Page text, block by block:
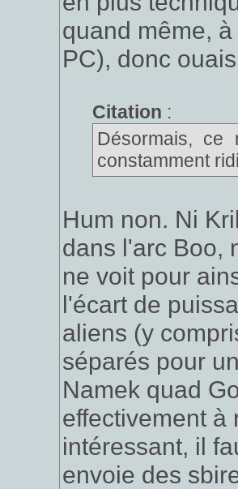
quand même,
PC), donc
Citation :
Désormais,
constamment
Hum non. Ni
dans l'arc Boo,
ne voit pour
l'écart de
aliens (y
séparés pour
Namek quad
effectivement à
intéressant, il
envoie des